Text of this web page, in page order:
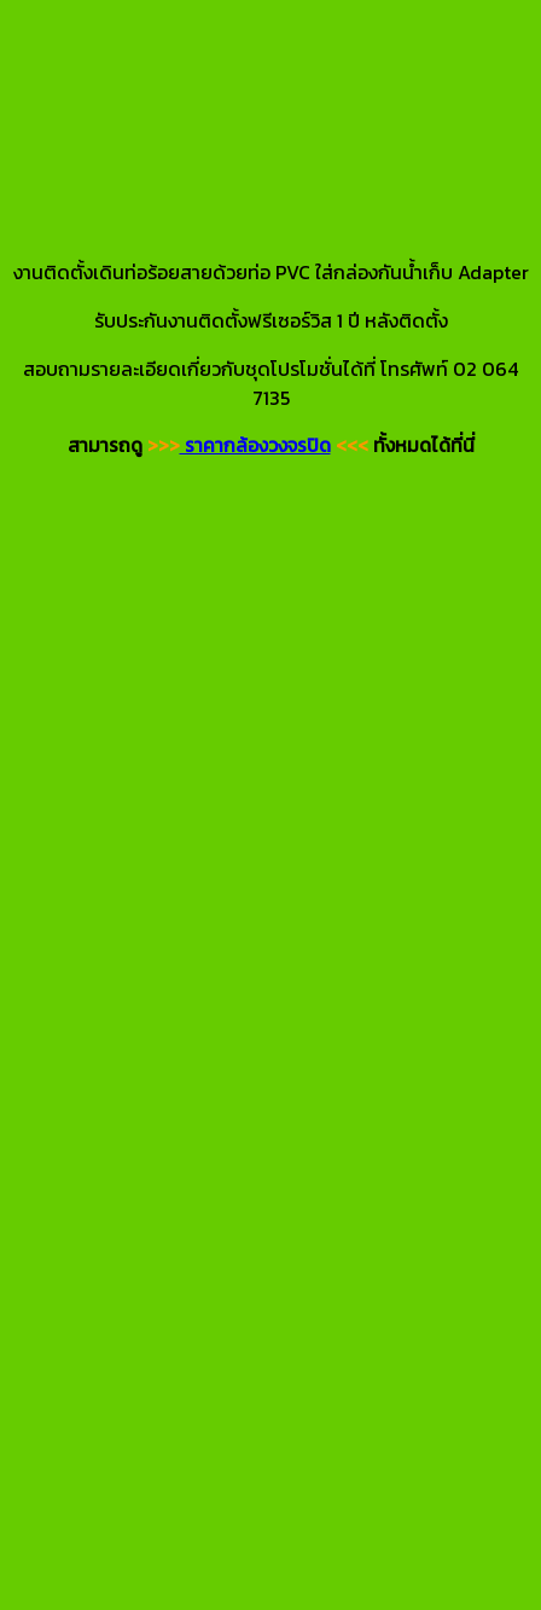
งานติดตั้งเดินท่อร้อยสายด้วยท่อ PVC ใส่กล่องกันน้ำเก็บ Adapter
รับประกันงานติดตั้งฟรีเซอร์วิส 1 ปี หลังติดตั้ง
สอบถามรายละเอียดเกี่ยวกับชุดโปรโมชั่นได้ที่ โทรศัพท์ 02 064
7135
สามารถดู >>>ราคากล้องวงจรปิด <<<ทั้งหมดได้ที่นี่